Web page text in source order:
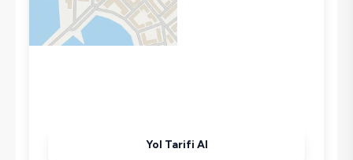
Havuz-Bahçe Bakımı
Yol Tarifi Al